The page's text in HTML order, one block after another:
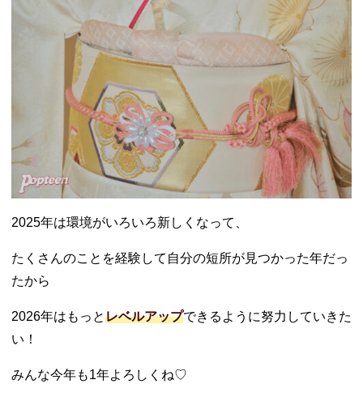
2025年は環境がいろいろ新しくなって、
たくさんのことを経験して自分の短所が見つかった年だっ
たから
2026年はもっとレベルアップできるように努力していきた
い！
みんな今年も1年よろしくね♡